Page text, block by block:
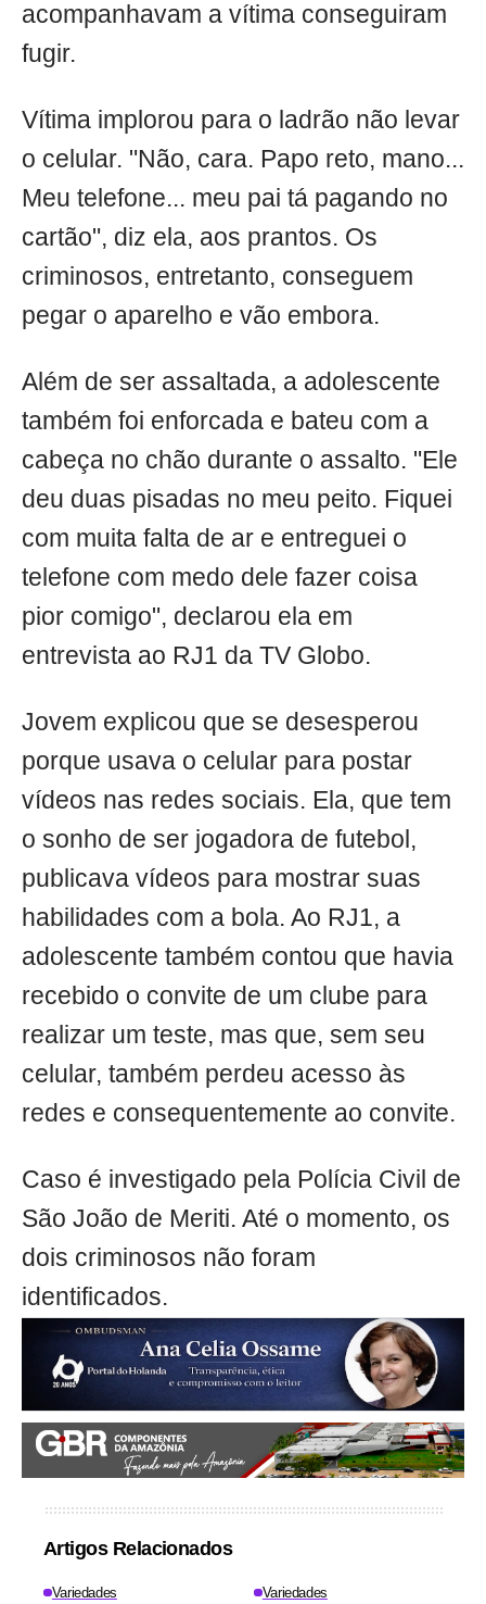
acompanhavam a vítima conseguiram
fugir.
Vítima implorou para o ladrão não levar
o celular. "Não, cara. Papo reto, mano...
Meu telefone... meu pai tá pagando no
cartão", diz ela, aos prantos. Os
criminosos, entretanto, conseguem
pegar o aparelho e vão embora.
Além de ser assaltada, a adolescente
também foi enforcada e bateu com a
cabeça no chão durante o assalto. "Ele
deu duas pisadas no meu peito. Fiquei
com muita falta de ar e entreguei o
telefone com medo dele fazer coisa
pior comigo", declarou ela em
entrevista ao RJ1 da TV Globo.
Jovem explicou que se desesperou
porque usava o celular para postar
vídeos nas redes sociais. Ela, que tem
o sonho de ser jogadora de futebol,
publicava vídeos para mostrar suas
habilidades com a bola. Ao RJ1, a
adolescente também contou que havia
recebido o convite de um clube para
realizar um teste, mas que, sem seu
celular, também perdeu acesso às
redes e consequentemente ao convite.
Caso é investigado pela Polícia Civil de
São João de Meriti. Até o momento, os
dois criminosos não foram
identificados.
Artigos Relacionados
Variedades Variedades